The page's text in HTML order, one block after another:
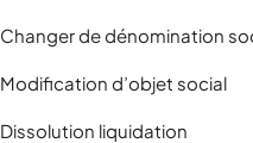
Changer de dénomination
Modification d’objet social
Dissolution liquidation